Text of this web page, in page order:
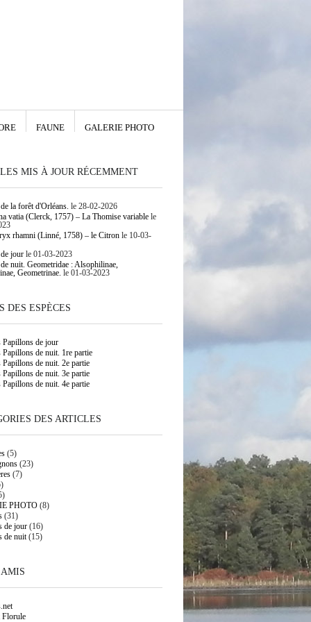
FAUNE GALERIE PHOTO
MIS À JOUR RÉCEMMENT
la forêt d'Orléans. le 28-02-2026
vatia (Clerck, 1757) – La Thomise variablele
rhamni (Linné, 1758) – le Citronle 10-03-
jourle 01-03-2023
nuit. Geometridae : Alsophilinae,
Geometrinae. le 01-03-2023
DES ESPÈCES
Papillons de jour
Papillons de nuit. 1re partie
Papillons de nuit. 2e partie
Papillons de nuit. 3e partie
Papillons de nuit. 4e partie
DES ARTICLES
(5)
(23)
(7)
PHOTO(8)
(31)
de jour(16)
de nuit(15)
Florule